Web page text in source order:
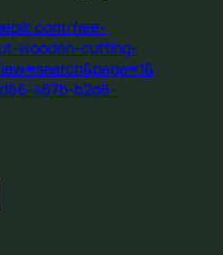
free-
wooden-cutting-
467b-b2d6-